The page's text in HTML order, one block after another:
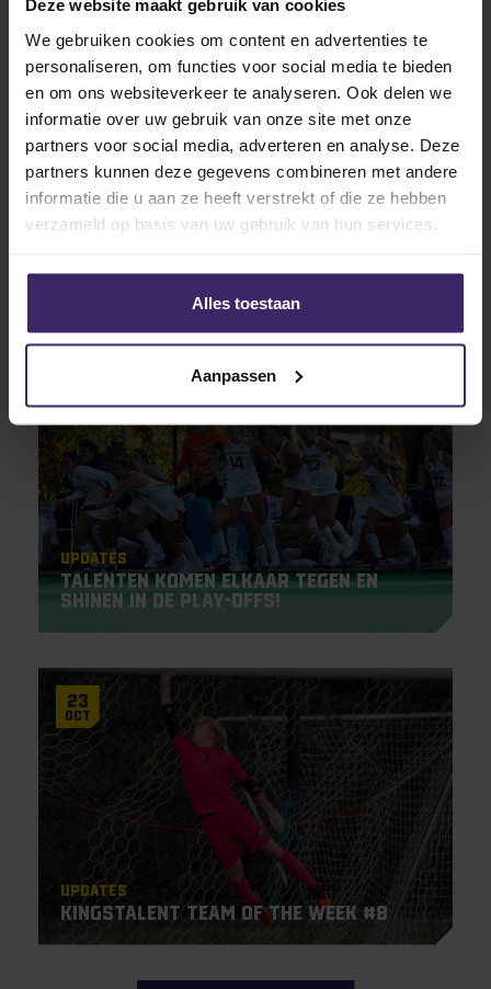
Deze website maakt gebruik van cookies
We gebruiken cookies om content en advertenties te
personaliseren, om functies voor social media te bieden
en om ons websiteverkeer te analyseren. Ook delen we
informatie over uw gebruik van onze site met onze
partners voor social media, adverteren en analyse. Deze
partners kunnen deze gegevens combineren met andere
informatie die u aan ze heeft verstrekt of die ze hebben
verzameld op basis van uw gebruik van hun services.
Alles toestaan
Aanpassen
28
Mar
Milou Kluyt boekt bijzonder hockey
Nov
Updates
Talenten komen elkaar tegen en
shinen in de Play-offs!
23
Oct
Updates
Kingstalent Team of the Week #8